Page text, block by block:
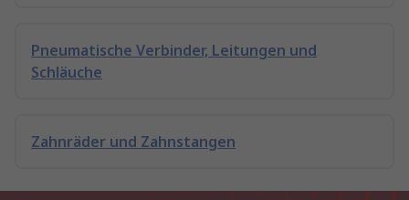
Pneumatische Verbinder, Leitungen und
Schläuche
Zahnräder und Zahnstangen